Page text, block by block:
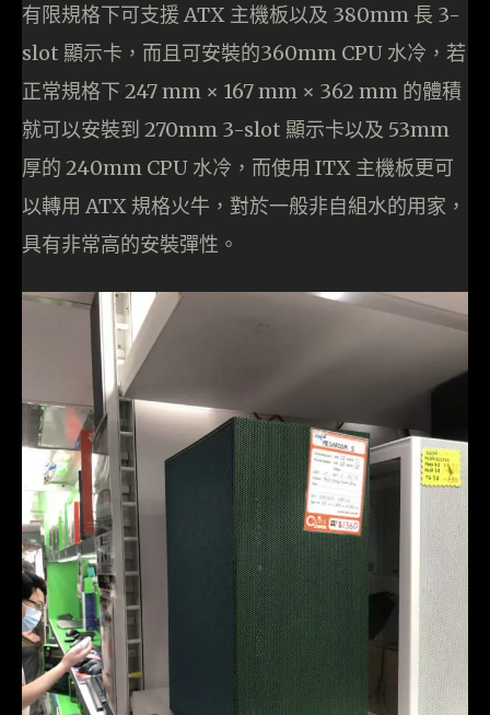
有限規格下可支援 ATX 主機板以及 380mm 長 3-
slot 顯示卡，而且可安裝的360mm CPU 水冷，若
正常規格下 247 mm × 167 mm × 362 mm 的體積
就可以安裝到 270mm 3-slot 顯示卡以及 53mm
厚的 240mm CPU 水冷，而使用 ITX 主機板更可
以轉用 ATX 規格火牛，對於一般非自組水的用家，
具有非常高的安裝彈性。